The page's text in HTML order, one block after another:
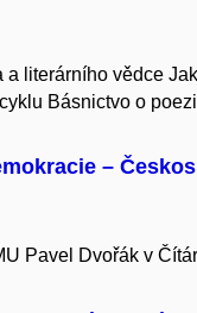
literárního vědce
Básnictvo o
–
Pavel Dvořák v